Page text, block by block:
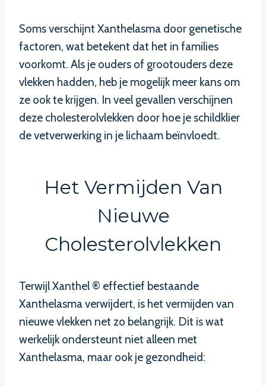
Soms verschijnt Xanthelasma door genetische
factoren, wat betekent dat het in families
voorkomt. Als je ouders of grootouders deze
vlekken hadden, heb je mogelijk meer kans om
ze ook te krijgen. In veel gevallen verschijnen
deze cholesterolvlekken door hoe je schildklier
de vetverwerking in je lichaam beïnvloedt.
Het Vermijden Van
Nieuwe
Cholesterolvlekken
Terwijl Xanthel ® effectief bestaande
Xanthelasma verwijdert, is het vermijden van
nieuwe vlekken net zo belangrijk. Dit is wat
werkelijk ondersteunt niet alleen met
Xanthelasma, maar ook je gezondheid: